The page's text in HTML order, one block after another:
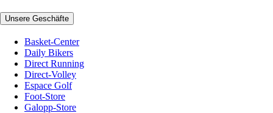
Unsere Geschäfte
Basket-Center
Daily Bikers
Direct Running
Direct-Volley
Espace Golf
Foot-Store
Galopp-Store